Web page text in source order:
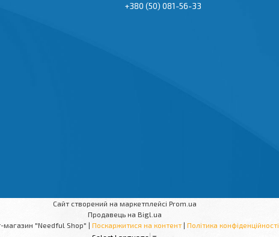
+380 (50) 081-56-33
Сайт створений на маркетплейсі Prom.ua
Продавець на Bigl.ua
Інтернет-магазин "Needful Shop" | Поскаржитися на контент | Політика конфіденційності